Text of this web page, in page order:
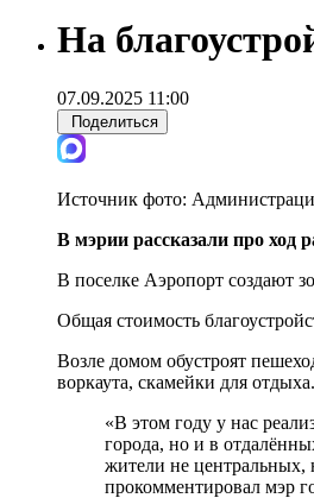
На
07.09.2025 11:00
Поделиться
Источник фото:
В мэрии рассказали про ход
В поселке Аэропорт создают
Общая стоимость
Возле домом обустроят
воркаута, скамейки для
«В этом году у нас
города, но и в
жители не центральных,
прокомментировал мэр